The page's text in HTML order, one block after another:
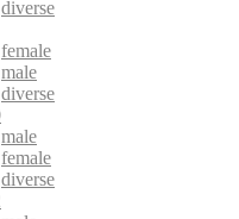
diverse
female
male
diverse
male
female
diverse